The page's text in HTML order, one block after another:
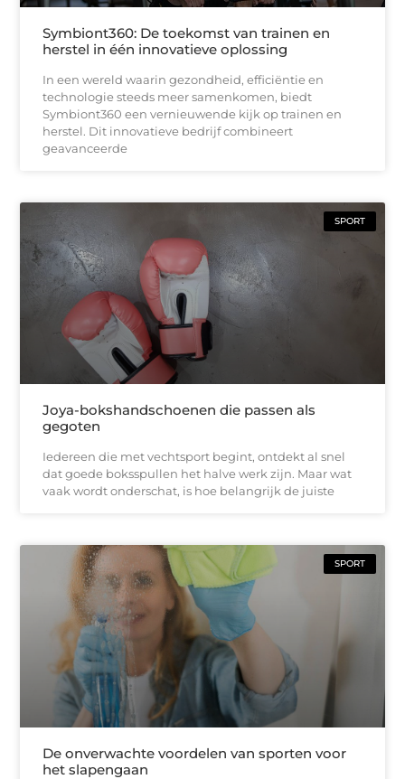
Symbiont360: De toekomst van trainen en
herstel in één innovatieve oplossing
In een wereld waarin gezondheid, efficiëntie en
technologie steeds meer samenkomen, biedt
Symbiont360 een vernieuwende kijk op trainen en
herstel. Dit innovatieve bedrijf combineert
geavanceerde
SPORT
Joya-bokshandschoenen die passen als
gegoten
Iedereen die met vechtsport begint, ontdekt al snel
dat goede boksspullen het halve werk zijn. Maar wat
vaak wordt onderschat, is hoe belangrijk de juiste
SPORT
De onverwachte voordelen van sporten voor
het slapengaan